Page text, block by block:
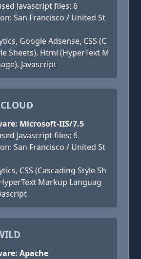
Javascript files: 6
San Francisco / United St
Google Adsense, CSS (C
Sheets), Html (HyperText M
Javascript
Microsoft-IIS/7.5
Javascript files: 6
San Francisco / United St
CSS (Cascading Style Sh
Markup Languag
Apache